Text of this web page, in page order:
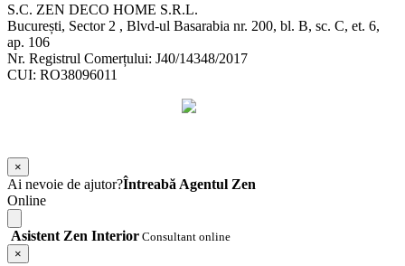
S.C. ZEN DECO HOME S.R.L.
București, Sector 2 , Blvd-ul Basarabia nr. 200, bl. B, sc. C, et. 6,
ap. 106
Nr. Registrul Comerțului: J40/14348/2017
CUI: RO38096011
×
Ai nevoie de ajutor?Întreabă Agentul Zen
Online
Asistent Zen Interior Consultant online
×